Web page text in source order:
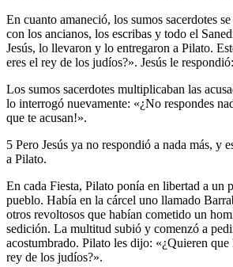
En cuanto amaneció, los sumos sacerdotes
con los ancianos, los escribas y todo el
Jesús, lo llevaron y lo entregaron a Pilato.
eres el rey de los judíos?». Jesús le
Los sumos sacerdotes multiplicaban las
lo interrogó nuevamente: «¿No respondes
que te acusan!».
5 Pero Jesús ya no respondió a nada más, y
a Pilato.
En cada Fiesta, Pilato ponía en libertad a un
pueblo. Había en la cárcel uno llamado
otros revoltosos que habían cometido un
sedición. La multitud subió y comenzó a
acostumbrado. Pilato les dijo: «¿Quieren que
rey de los judíos?».